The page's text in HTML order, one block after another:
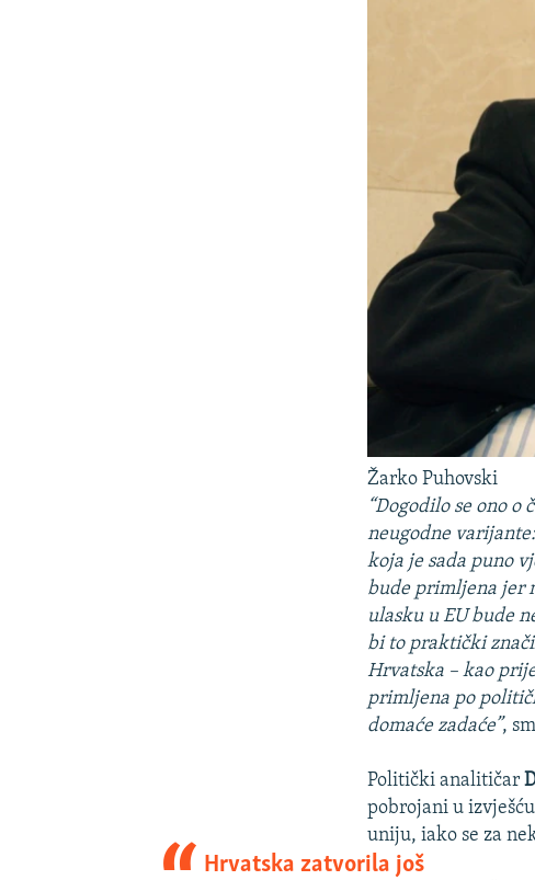
Žarko Puhovski
“Dogodilo se ono
neugodne
koja je sada puno
bude primljena jer
ulasku u EU bude
bi to praktički
Hrvatska – kao
primljena po
domaće zadaće”,
Politički analitičar
pobrojani u
uniju, iako se za
Hrvatska zatvorila još